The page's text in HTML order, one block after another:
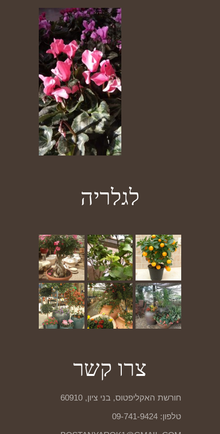
לגלריה
צרו קשר
חורשת האקליפטוס, בני ציון, 60910
טלפון: 09-741-9424